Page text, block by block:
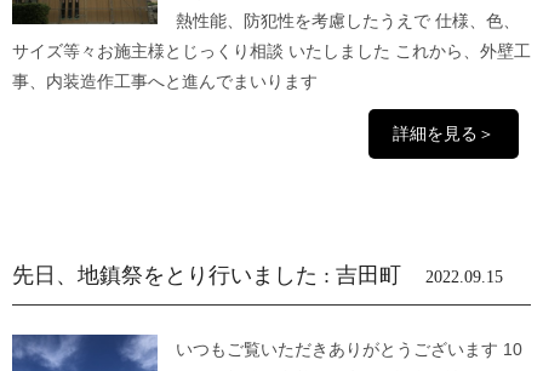
熱性能、防犯性を考慮したうえで 仕様、色、
サイズ等々お施主様とじっくり相談 いたしました これから、外壁工
事、内装造作工事へと進んでまいります
詳細を見る＞
先日、地鎮祭をとり行いました : 吉田町 2022.09.15
いつもご覧いただきありがとうございます 10